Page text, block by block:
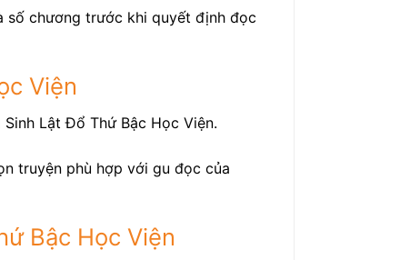
số chương trước khi quyết định đọc
Viện
Lật Đổ Thứ Bậc Học Viện.
truyện phù hợp với gu đọc của
Bậc Học Viện